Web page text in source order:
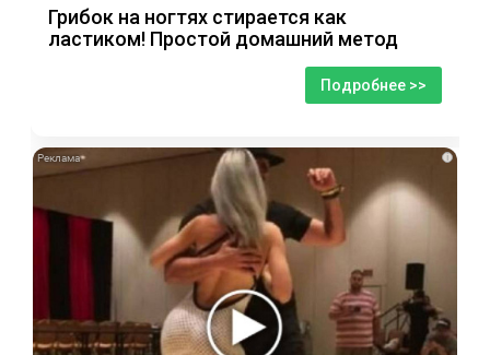
Грибок на ногтях стирается как
ластиком! Простой домашний метод
Подробнее >>
i